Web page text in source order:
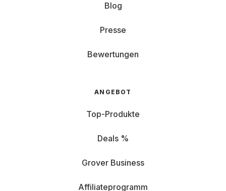
Blog
Presse
Bewertungen
ANGEBOT
Top-Produkte
Deals %
Grover Business
Affiliateprogramm